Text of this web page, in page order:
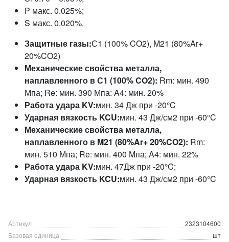
P макс. 0.025%;
S макс. 0.020%.
Защитные газы:С1 (100% CO2), M21 (80%Ar+
20%CO2)
Механические свойства металла,
наплавленного в С1 (100% CO2): Rm: мин. 490
Мпа; Re: мин. 390 Мпа: A4: мин. 20%
Работа удара KV:мин. 34 Дж при -20°C
Ударная вязкость KCU:мин. 43 Дж/см2 при -60°C
Механические свойства металла,
наплавленного в M21 (80%Ar+ 20%CO2): Rm:
мин. 510 Мпа; Re: мин. 400 Мпа; A4: мин. 22%
Работа удара KV:мин. 47Дж при -20°C;
Ударная вязкость KCU:мин. 43 Дж/см2 при -60°C
Артикул
2323104600
Базовая единица
шт